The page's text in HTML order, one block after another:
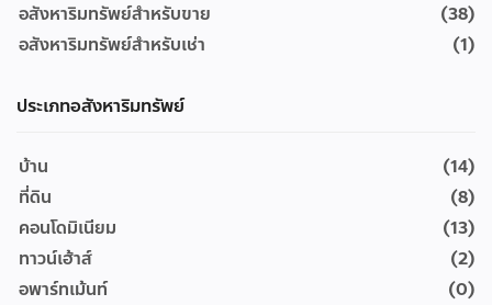
อสังหาริมทรัพย์สำหรับขาย
(38)
อสังหาริมทรัพย์สำหรับเช่า
(1)
ประเภทอสังหาริมทรัพย์
บ้าน
(14)
ที่ดิน
(8)
คอนโดมิเนียม
(13)
ทาวน์เฮ้าส์
(2)
อพาร์ทเม้นท์
(0)